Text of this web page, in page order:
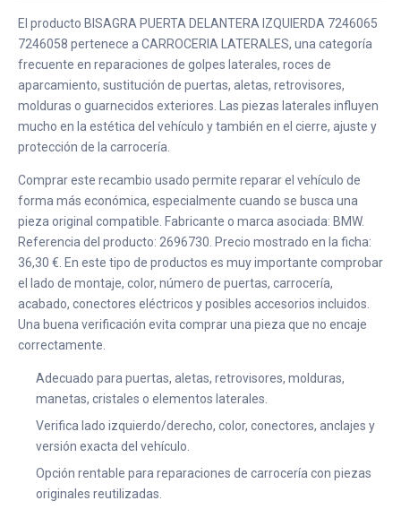
El producto BISAGRA PUERTA DELANTERA IZQUIERDA 7246065
7246058 pertenece a CARROCERIA LATERALES, una categoría
frecuente en reparaciones de golpes laterales, roces de
aparcamiento, sustitución de puertas, aletas, retrovisores,
molduras o guarnecidos exteriores. Las piezas laterales influyen
mucho en la estética del vehículo y también en el cierre, ajuste y
protección de la carrocería.
Comprar este recambio usado permite reparar el vehículo de
forma más económica, especialmente cuando se busca una
pieza original compatible. Fabricante o marca asociada: BMW.
Referencia del producto: 2696730. Precio mostrado en la ficha:
36,30 €. En este tipo de productos es muy importante comprobar
el lado de montaje, color, número de puertas, carrocería,
acabado, conectores eléctricos y posibles accesorios incluidos.
Una buena verificación evita comprar una pieza que no encaje
correctamente.
Adecuado para puertas, aletas, retrovisores, molduras,
manetas, cristales o elementos laterales.
Verifica lado izquierdo/derecho, color, conectores, anclajes y
versión exacta del vehículo.
Opción rentable para reparaciones de carrocería con piezas
originales reutilizadas.